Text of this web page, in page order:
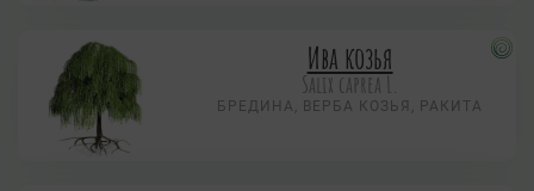
Ива козья
Salix caprea L.
БРЕДИНА, ВЕРБА КОЗЬЯ, РАКИТА